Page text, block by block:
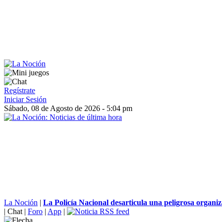
Regístrate
Iniciar Sesión
Sábado, 08 de Agosto de 2026 - 5:04 pm
La Noción | La Policía Nacional desarticula una peligrosa
| Chat | Foro | App |